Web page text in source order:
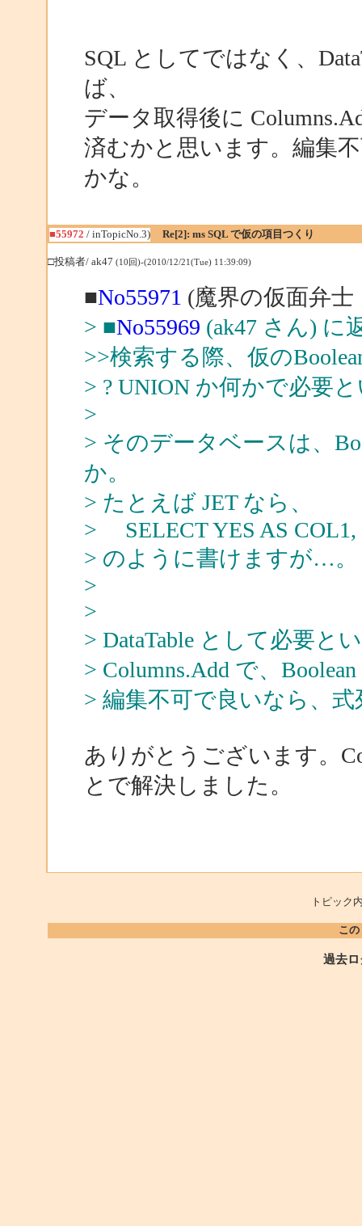
SQL としてではなく、
ば、
データ取得後に
済むかと思います。編集
かな。
■55972 / inTopicNo.3) Re[2]: ms SQL で仮の項目つくり
□投稿者/ ak47 (10回)-(2010/12/21(Tue) 11:39:09)
■No55971 (魔界の仮面弁
> ■No55969 (ak47 さん) に
>>検索する際、仮の
> ? UNION か何かで必要
>
> そのデータベースは、
か。
> たとえば JET なら、
> SELECT YES AS COL1,
> のように書けますが…。
>
>
> DataTable として必要と
> Columns.Add で、
> 編集不可で良いなら、
ありがとうございます。
とで解決しました。
トピッ
こ
過去